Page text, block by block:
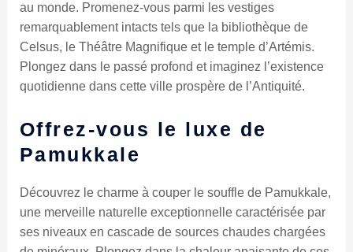
au monde. Promenez-vous parmi les vestiges
remarquablement intacts tels que la bibliothèque de
Celsus, le Théâtre Magnifique et le temple d’Artémis.
Plongez dans le passé profond et imaginez l’existence
quotidienne dans cette ville prospère de l’Antiquité.
Offrez-vous le luxe de
Pamukkale
Découvrez le charme à couper le souffle de Pamukkale,
une merveille naturelle exceptionnelle caractérisée par
ses niveaux en cascade de sources chaudes chargées